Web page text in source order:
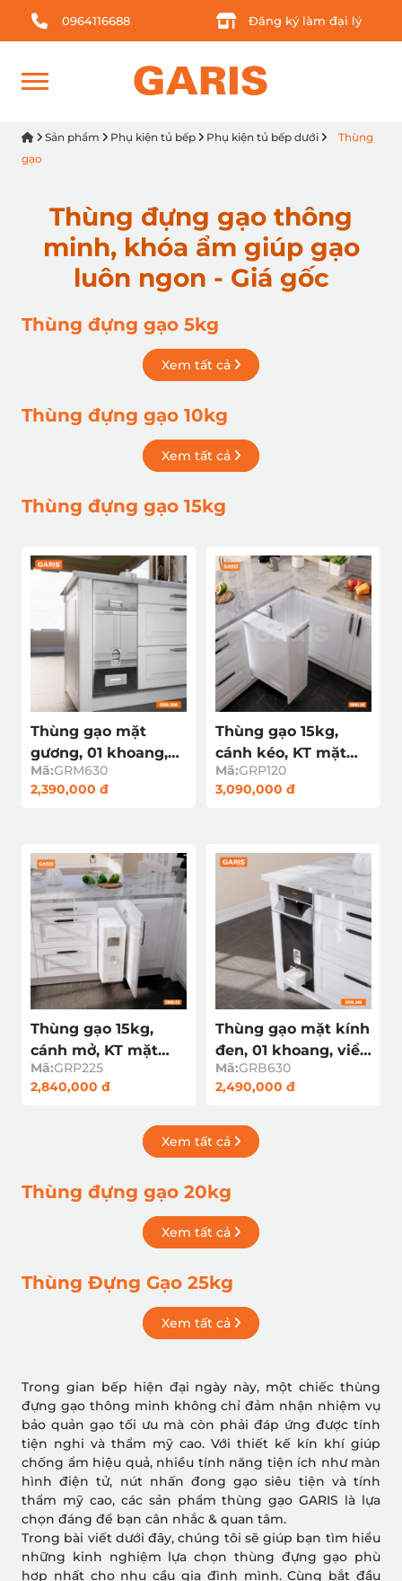
0964116688 Đăng ký làm đại lý
Sản phẩm Phụ kiện tủ bếp Phụ kiện tủ bếp dưới
Thùng
gạo
Thùng đựng gạo thông
minh, khóa ẩm giúp gạo
luôn ngon - Giá gốc
Thùng đựng gạo 5kg
Xem tất cả
Thùng đựng gạo 10kg
Xem tất cả
Thùng đựng gạo 15kg
Thùng gạo mặt
gương, 01 khoang,
viền thép, nút nhấn
xuống GRM630
Mã:GRM630
2,390,000 đ
Thùng gạo 15kg,
cánh kéo, KT mặt
cánh 200mm
GRP120 nhựa ABS
Mã:GRP120
3,090,000 đ
Thùng gạo 15kg,
cánh mở, KT mặt
cánh 250mm
GRP225 nhựa ABS
Mã:GRP225
2,840,000 đ
Thùng gạo mặt kính
đen, 01 khoang, viền
thép, nút nhấn
xuống GRB630
Mã:GRB630
2,490,000 đ
Xem tất cả
Thùng đựng gạo 20kg
Xem tất cả
Thùng Đựng Gạo 25kg
Xem tất cả
Trong gian bếp hiện đại ngày này, một chiếc thùng
đựng gạo thông minh không chỉ đảm nhận nhiệm vụ
bảo quản gạo tối ưu mà còn phải đáp ứng được tính
tiện nghi và thẩm mỹ cao. Với thiết kế kín khí giúp
chống ẩm hiệu quả, nhiều tính năng tiện ích như màn
hình điện tử, nút nhấn đong gạo siêu tiện và tính
thẩm mỹ cao, các sản phẩm thùng gạo GARIS là lựa
chọn đáng để bạn cân nhắc & quan tâm.
Trong bài viết dưới đây, chúng tôi sẽ giúp bạn tìm hiểu
những kinh nghiệm lựa chọn thùng đựng gạo phù
hợp nhất cho nhu cầu gia đình mình. Cùng bắt đầu